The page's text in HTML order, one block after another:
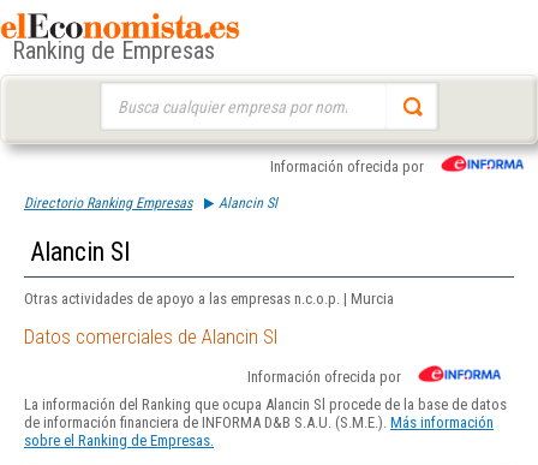
Ranking de Empresas
Información ofrecida por
Directorio Ranking Empresas Alancin Sl
Alancin Sl
Otras actividades de apoyo a las empresas n.c.o.p. | Murcia
Datos comerciales de Alancin Sl
Información ofrecida por
La información del Ranking que ocupa Alancin Sl procede de la base de datos
de información financiera de INFORMA D&B S.A.U. (S.M.E.). Más información
sobre el Ranking de Empresas.